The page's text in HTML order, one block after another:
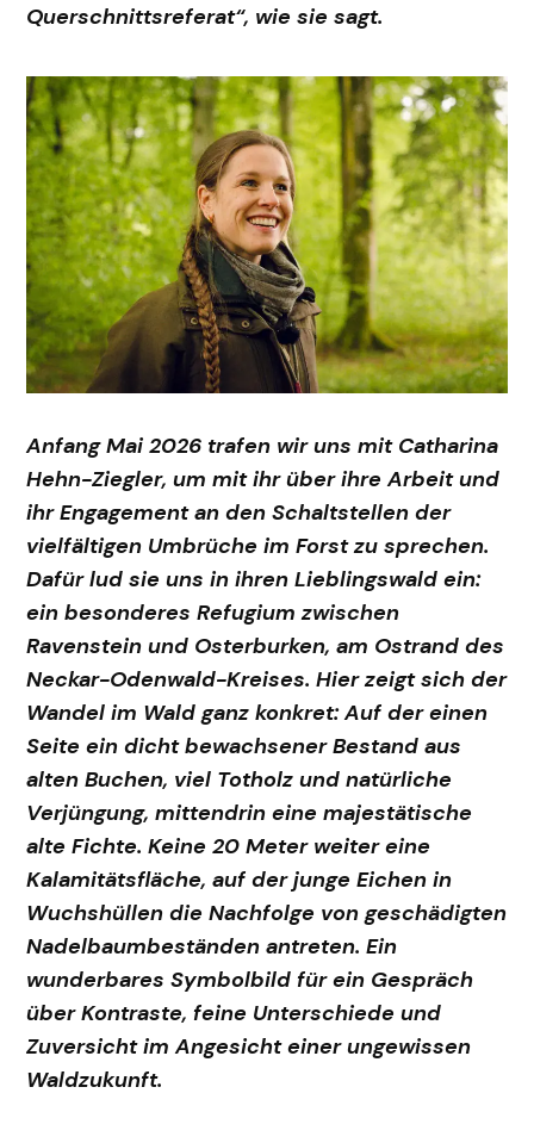
Querschnittsreferat“, wie sie sagt.
Anfang Mai 2026 trafen wir uns mit Catharina
Hehn-Ziegler, um mit ihr über ihre Arbeit und
ihr Engagement an den Schaltstellen der
vielfältigen Umbrüche im Forst zu sprechen.
Dafür lud sie uns in ihren Lieblingswald ein:
ein besonderes Refugium zwischen
Ravenstein und Osterburken, am Ostrand des
Neckar-Odenwald-Kreises. Hier zeigt sich der
Wandel im Wald ganz konkret: Auf der einen
Seite ein dicht bewachsener Bestand aus
alten Buchen, viel Totholz und natürliche
Verjüngung, mittendrin eine majestätische
alte Fichte. Keine 20 Meter weiter eine
Kalamitätsfläche, auf der junge Eichen in
Wuchshüllen die Nachfolge von geschädigten
Nadelbaumbeständen antreten. Ein
wunderbares Symbolbild für ein Gespräch
über Kontraste, feine Unterschiede und
Zuversicht im Angesicht einer ungewissen
Waldzukunft.